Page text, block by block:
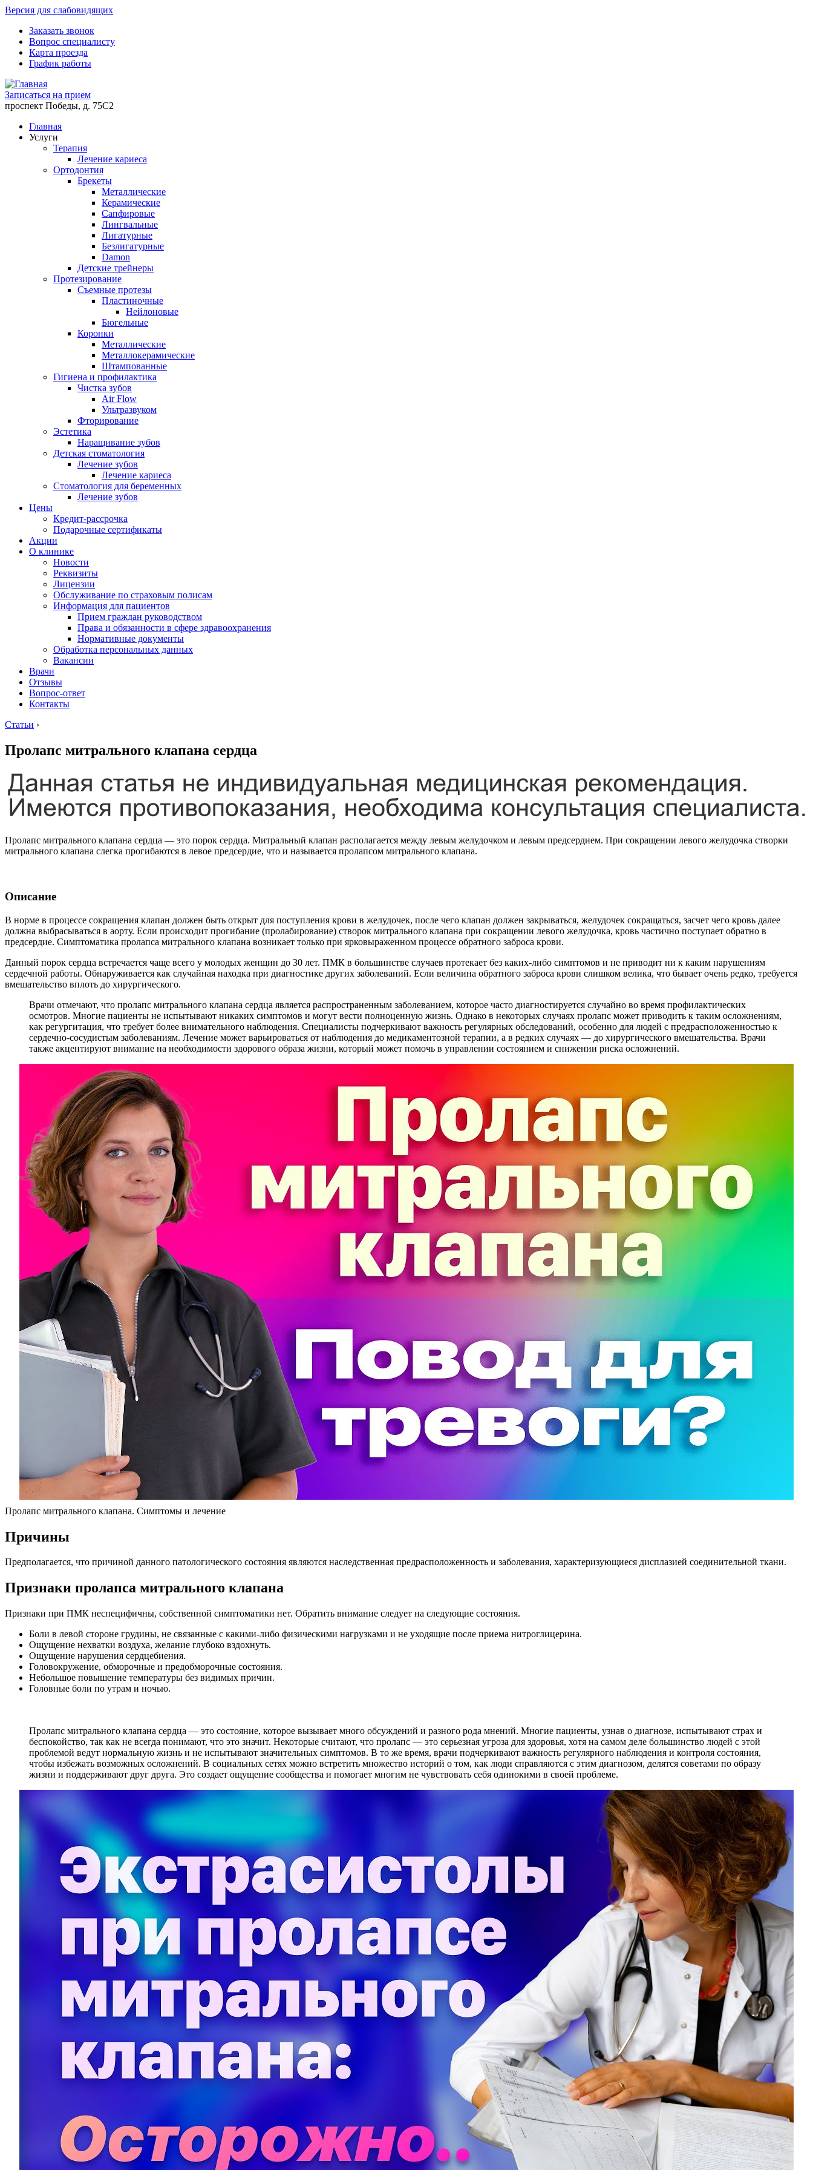
Версия для слабовидящих
Заказать звонок
Вопрос специалисту
Карта проезда
График работы
Записаться на прием
проспект Победы, д. 75C2
Главная
Услуги
Терапия
Лечение кариеса
Ортодонтия
Брекеты
Металлические
Керамические
Cапфировые
Лингвальные
Лигатурные
Безлигатурные
Damon
Детские трейнеры
Протезирование
Съемные протезы
Пластиночные
Нейлоновые
Бюгельные
Коронки
Металлические
Металлокерамические
Штампованные
Гигиена и профилактика
Чистка зубов
Air Flow
Ультразвуком
Фторирование
Эстетика
Наращивание зубов
Детская стоматология
Лечение зубов
Лечение кариеса
Стоматология для беременных
Лечение зубов
Цены
Кредит-рассрочка
Подарочные сертификаты
Акции
О клинике
Новости
Реквизиты
Лицензии
Обслуживание по страховым полисам
Информация для пациентов
Прием граждан руководством
Права и обязанности в сфере здравоохранения
Нормативные документы
Обработка персональных данных
Вакансии
Врачи
Отзывы
Вопрос-ответ
Контакты
Статьи ›
Пролапс митрального клапана сердца
Пролапс митрального клапана сердца — это порок сердца. Митральный клапан располагается между левым желудочком и левым предсердием. При сокращении левого желудочка створки
митрального клапана слегка прогибаются в левое предсердие, что и называется пролапсом митрального клапана.
Описание
В норме в процессе сокращения клапан должен быть открыт для поступления крови в желудочек, после чего клапан должен закрываться, желудочек сокращаться, засчет чего кровь далее
должна выбрасываться в аорту. Если происходит прогибание (пролабирование) створок митрального клапана при сокращении левого желудочка, кровь частично поступает обратно в
предсердие. Симптоматика пролапса митрального клапана возникает только при ярковыраженном процессе обратного заброса крови.
Данный порок сердца встречается чаще всего у молодых женщин до 30 лет. ПМК в большинстве случаев протекает без каких-либо симптомов и не приводит ни к каким нарушениям
сердечной работы. Обнаруживается как случайная находка при диагностике других заболеваний. Если величина обратного заброса крови слишком велика, что бывает очень редко, требуется
вмешательство вплоть до хирургического.
Врачи отмечают, что пролапс митрального клапана сердца является распространенным заболеванием, которое часто диагностируется случайно во время профилактических
осмотров. Многие пациенты не испытывают никаких симптомов и могут вести полноценную жизнь. Однако в некоторых случаях пролапс может приводить к таким осложнениям,
как регургитация, что требует более внимательного наблюдения. Специалисты подчеркивают важность регулярных обследований, особенно для людей с предрасположенностью к
сердечно-сосудистым заболеваниям. Лечение может варьироваться от наблюдения до медикаментозной терапии, а в редких случаях — до хирургического вмешательства. Врачи
также акцентируют внимание на необходимости здорового образа жизни, который может помочь в управлении состоянием и снижении риска осложнений.
Пролапс митрального клапана. Симптомы и лечение
Причины
Предполагается, что причиной данного патологического состояния являются наследственная предрасположенность и заболевания, характеризующиеся дисплазией соединительной ткани.
Признаки пролапса митрального клапана
Признаки при ПМК неспецифичны, собственной симптоматики нет. Обратить внимание следует на следующие состояния.
Боли в левой стороне грудины, не связанные с какими-либо физическими нагрузками и не уходящие после приема нитроглицерина.
Ощущение нехватки воздуха, желание глубоко вздохнуть.
Ощущение нарушения сердцебиения.
Головокружение, обморочные и предобморочные состояния.
Небольшое повышение температуры без видимых причин.
Головные боли по утрам и ночью.
Пролапс митрального клапана сердца — это состояние, которое вызывает много обсуждений и разного рода мнений. Многие пациенты, узнав о диагнозе, испытывают страх и
беспокойство, так как не всегда понимают, что это значит. Некоторые считают, что пролапс — это серьезная угроза для здоровья, хотя на самом деле большинство людей с этой
проблемой ведут нормальную жизнь и не испытывают значительных симптомов. В то же время, врачи подчеркивают важность регулярного наблюдения и контроля состояния,
чтобы избежать возможных осложнений. В социальных сетях можно встретить множество историй о том, как люди справляются с этим диагнозом, делятся советами по образу
жизни и поддерживают друг друга. Это создает ощущение сообщества и помогает многим не чувствовать себя одинокими в своей проблеме.